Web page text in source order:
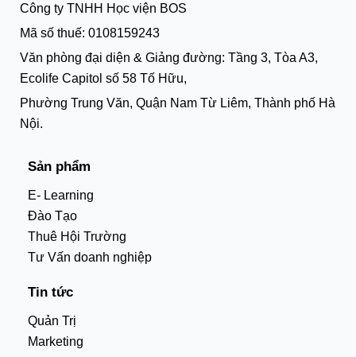
Công ty TNHH Học viện BOS
Mã số thuế: 0108159243
Văn phòng đại diện & Giảng đường: Tầng 3, Tòa A3,
Ecolife Capitol số 58 Tố Hữu,
Phường Trung Văn, Quận Nam Từ Liêm, Thành phố Hà
Nội.
Sản phẩm
E- Learning
Đào Tạo
Thuê Hội Trường
Tư Vấn doanh nghiệp
Tin tức
Quản Trị
Marketing